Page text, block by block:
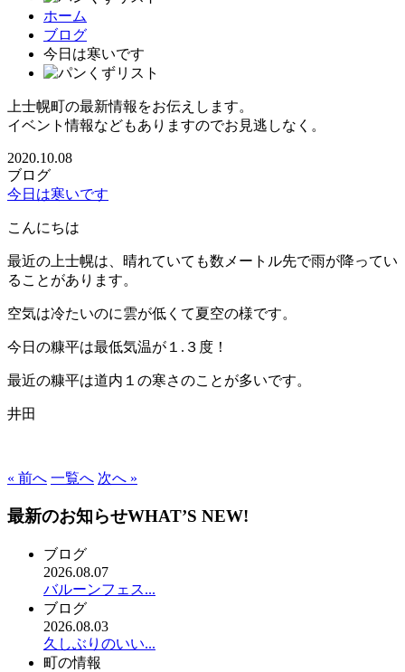
ホーム
ブログ
今日は寒いです
上士幌町の最新情報をお伝えします。
イベント情報などもありますのでお見逃しなく。
2020.10.08
ブログ
今日は寒いです
こんにちは
最近の上士幌は、晴れていても数メートル先で雨が降ってい
ることがあります。
空気は冷たいのに雲が低くて夏空の様です。
今日の糠平は最低気温が１.３度！
最近の糠平は道内１の寒さのことが多いです。
井田
« 前へ 一覧へ 次へ »
最新のお知らせWHAT’S NEW!
ブログ
2026.08.07
バルーンフェス...
ブログ
2026.08.03
久しぶりのいい...
町の情報